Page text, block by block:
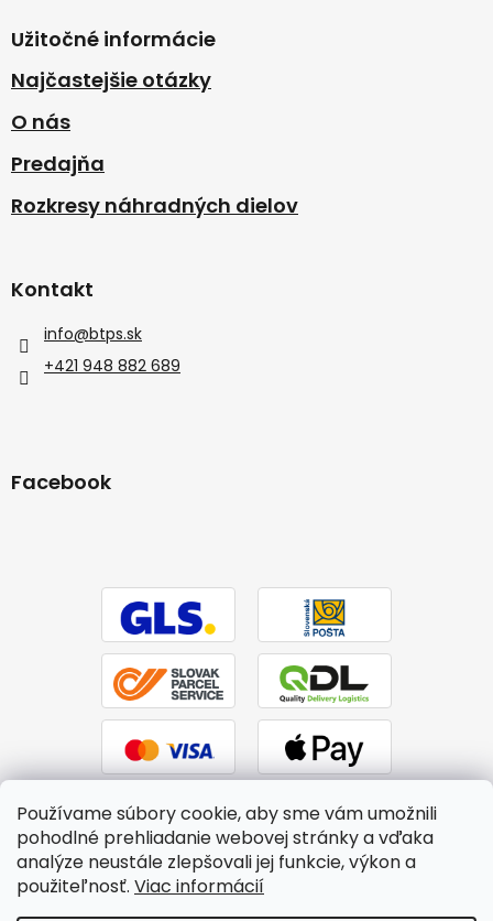
Používame súbory cookie, aby sme vám umožnili
pohodlné prehliadanie webovej stránky a vďaka
analýze neustále zlepšovali jej funkcie, výkon a
použiteľnosť. Viac informácií
Užitočné informácie
Najčastejšie otázky
O nás
Predajňa
Rozkresy náhradných dielov
Kontakt
info@btps.sk
+421 948 882 689
Facebook